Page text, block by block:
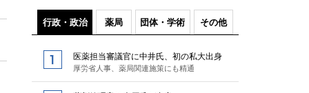
行政・政治 薬局 団体・学術 その他
医薬担当審議官に中井氏、初の私大出身
厚労省人事、薬局関連施策にも精通